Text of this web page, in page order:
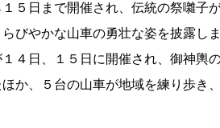
５日まで開催され、伝統の祭囃子
びやかな山車の勇壮な姿を披露しま
４日、１５日に開催され、御神輿
か、５台の山車が地域を練り歩き